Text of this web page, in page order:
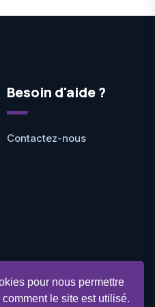
pour nous permettre
le site est utilisé.
Besoin d'aide ?
Contactez-nous